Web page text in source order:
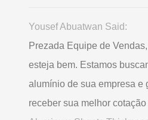
Yousef Abuatwan Said:
Prezada Equipe de
esteja bem. Estamos
alumínio de sua empresa e
receber sua melhor